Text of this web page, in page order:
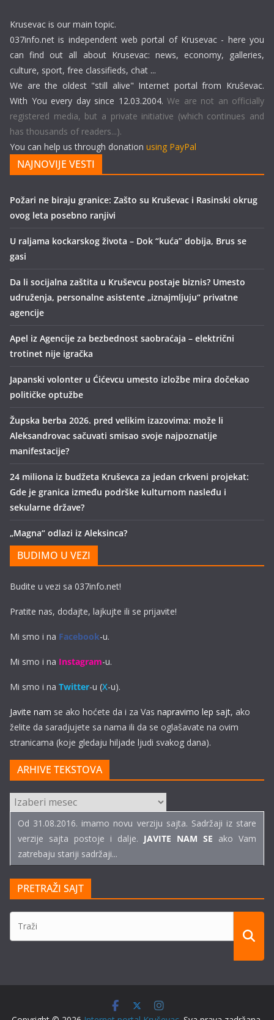
Krusevac is our main topic.
037info.net is independent web portal of Krusevac - here you
can find out all about Krusevac: news, economy, galleries,
culture, sport, free classifieds, chat ...
We are the oldest "still alive" Internet portal from Kruševac.
With You every day since 12.03.2004. We are not an officially
registered media, but a private initiative (which continues and
has thousands of readers...).
You can help us through donation using PayPal
NAJNOVIJE VESTI
Požari ne biraju granice: Zašto su Kruševac i Rasinski okrug
ovog leta posebno ranjivi
U raljama kockarskog života – Dok “kuća” dobija, Brus se
gasi
Da li socijalna zaštita u Kruševcu postaje biznis? Umesto
udruženja, personalne asistente „iznajmljuju“ privatne
agencije
Apel iz Agencije za bezbednost saobraćaja – električni
trotinet nije igračka
Japanski volonter u Ćićevcu umesto izložbe mira dočekao
političke optužbe
Župska berba 2026. pred velikim izazovima: može li
Aleksandrovac sačuvati smisao svoje najpoznatije
manifestacije?
24 miliona iz budžeta Kruševca za jedan crkveni projekat:
Gde je granica između podrške kulturnom nasleđu i
sekularne države?
„Magna“ odlazi iz Aleksinca?
BUDIMO U VEZI
Budite u vezi sa 037info.net!
Pratite nas, dodajte, lajkujte ili se prijavite!
Mi smo i na Facebook-u.
Mi smo i na Instagram-u.
Mi smo i na Twitter-u (X-u).
Javite nam se ako hoćete da i za Vas napravimo lep sajt, ako
želite da saradjujete sa nama ili da se oglašavate na ovim
stranicama (koje gledaju hiljade ljudi svakog dana).
ARHIVE TEKSTOVA
ARHIVE
TEKSTOVA
Od 31.08.2016. imamo novu verziju sajta. Sadržaji iz stare
verzije sajta postoje i dalje. JAVITE NAM SE ako Vam
zatrebaju stariji sadržaji...
PRETRAŽI SAJT